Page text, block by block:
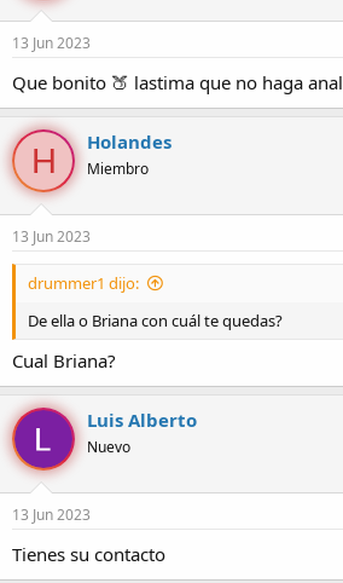
13 Jun 2023
Que bonito 🍑 lastima que no haga anal
H Holandes
Miembro
13 Jun 2023
drummer1 dijo:
De ella o Briana con cuál te quedas?
Cual Briana?
Luis Alberto
Nuevo
13 Jun 2023
Tienes su contacto